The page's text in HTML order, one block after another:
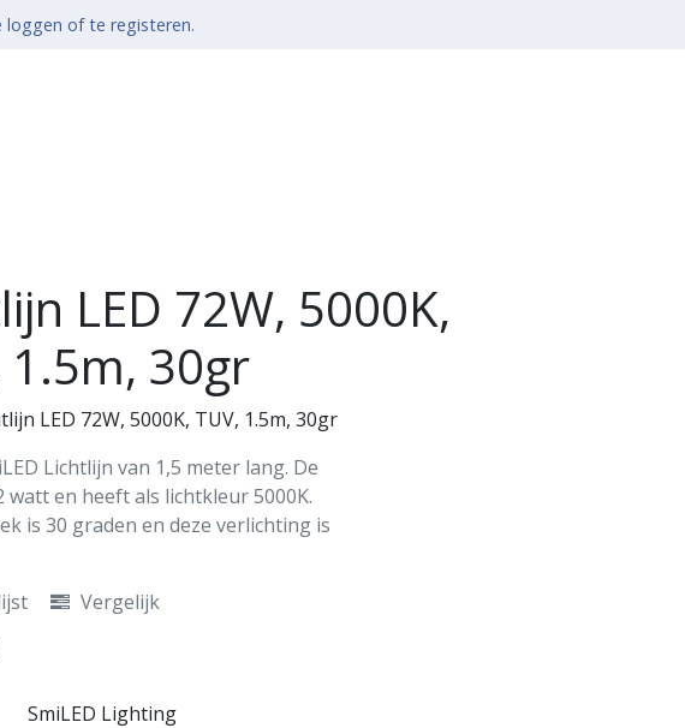
loggen of te registeren.
LED 72W, 5000K,
1.5m, 30gr
LED 72W, 5000K, TUV, 1.5m, 30gr
Lichtlijn van 1,5 meter lang. De
watt en heeft als lichtkleur 5000K.
is 30 graden en deze verlichting is
Vergelijk
SmiLED Lighting